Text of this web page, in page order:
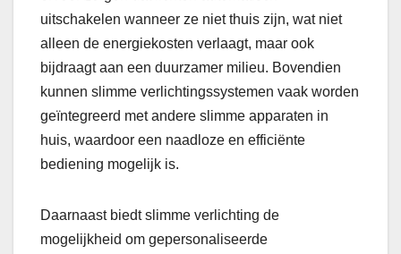
uitschakelen wanneer ze niet thuis zijn, wat niet
alleen de energiekosten verlaagt, maar ook
bijdraagt aan een duurzamer milieu. Bovendien
kunnen slimme verlichtingssystemen vaak worden
geïntegreerd met andere slimme apparaten in
huis, waardoor een naadloze en efficiënte
bediening mogelijk is.
Daarnaast biedt slimme verlichting de
mogelijkheid om gepersonaliseerde